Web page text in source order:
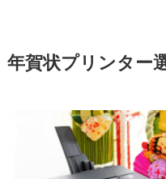
年賀状プリンター